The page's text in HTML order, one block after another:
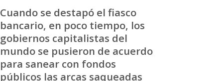
Cuando se destapó el fiasco
bancario, en poco tiempo, los
gobiernos capitalistas del
mundo se pusieron de acuerdo
para sanear con fondos
públicos las arcas saqueadas